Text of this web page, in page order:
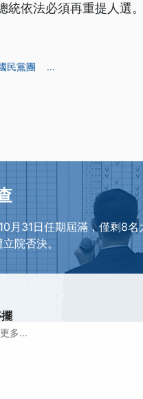
依法必須再重提人選。
民黨團 ...
月31日任期屆滿，僅剩8
院否決。
更多...